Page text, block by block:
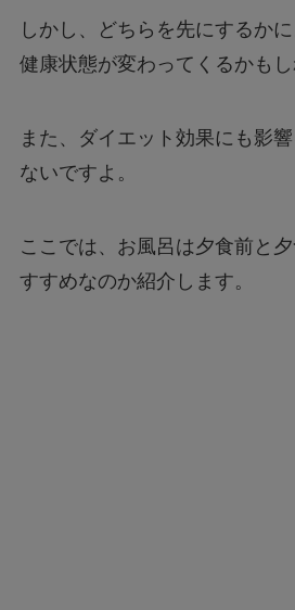
しかし、どちらを先にするか
健康状態が変わってくるかもし
また、ダイエット効果にも影
ないですよ。
ここでは、お風呂は夕食前と
すすめなのか紹介します。